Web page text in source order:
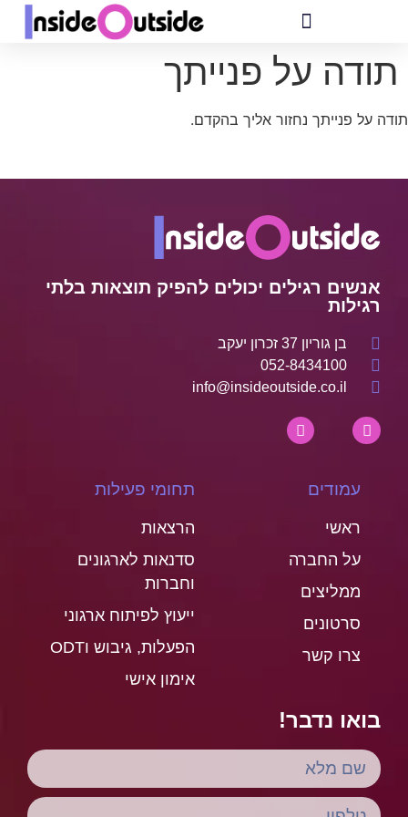
תודה על פנייתך
תודה על פנייתך נחזור אליך בהקדם.
אנשים רגילים יכולים להפיק תוצאות בלתי
רגילות
בן גוריון 37 זכרון יעקב
052-8434100
info@insideoutside.co.il
עמודים
ראשי
על החברה
ממליצים
סרטונים
צרו קשר
תחומי פעילות
הרצאות
סדנאות לארגונים
וחברות
ייעוץ לפיתוח ארגוני
הפעלות, גיבוש וODT
אימון אישי
בואו נדבר!